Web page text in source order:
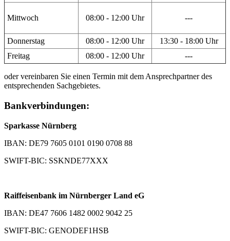
Mittwoch 08:00 - 12:00 Uhr ---
Donnerstag 08:00 - 12:00 Uhr
13:30 - 18:00 Uhr
Freitag
08:00 - 12:00 Uhr ---
oder vereinbaren Sie einen Termin mit dem Ansprechpartner des
entsprechenden Sachgebietes.
Bankverbindungen:
Sparkasse Nürnberg
IBAN: DE79 7605 0101 0190 0708 88
SWIFT-BIC: SSKNDE77XXX
Raiffeisenbank im Nürnberger Land eG
IBAN: DE47 7606 1482 0002 9042 25
SWIFT-BIC: GENODEF1HSB